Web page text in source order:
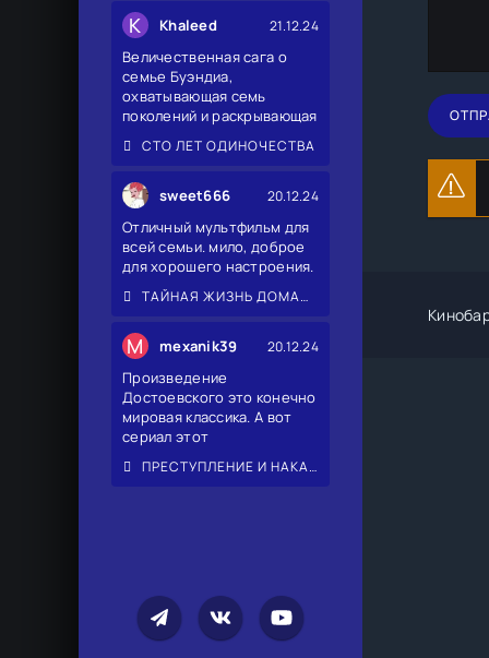
K Khaleed 21.12.24
Величественная сага о
семье Буэндиа,
охватывающая семь
поколений и раскрывающая
СТО ЛЕТ ОДИНОЧЕСТВА
sweet666 20.12.24
Отличный мультфильм для
всей семьи. мило, доброе
для хорошего настроения.
ТАЙНАЯ ЖИЗНЬ ДОМАШНИХ ЖИВОТНЫХ 2
M mexanik39 20.12.24
Произведение
Достоевского это конечно
мировая классика. А вот
сериал этот
ПРЕСТУПЛЕНИЕ И НАКАЗАНИЕ